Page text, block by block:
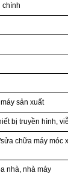
chính
sản xuất
bị truyền hình,
chữa máy móc
nhà, nhà máy